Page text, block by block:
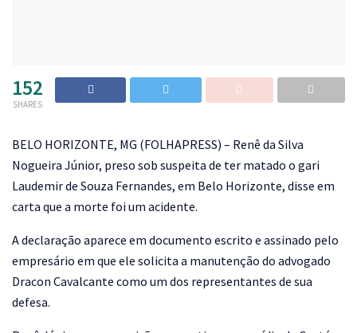
152
SHARES
BELO HORIZONTE, MG (FOLHAPRESS) – Renê da Silva
Nogueira Júnior, preso sob suspeita de ter matado o gari
Laudemir de Souza Fernandes, em Belo Horizonte, disse em
carta que a morte foi um acidente.
A declaração aparece em documento escrito e assinado pelo
empresário em que ele solicita a manutenção do advogado
Dracon Cavalcante como um dos representantes de sua
defesa.